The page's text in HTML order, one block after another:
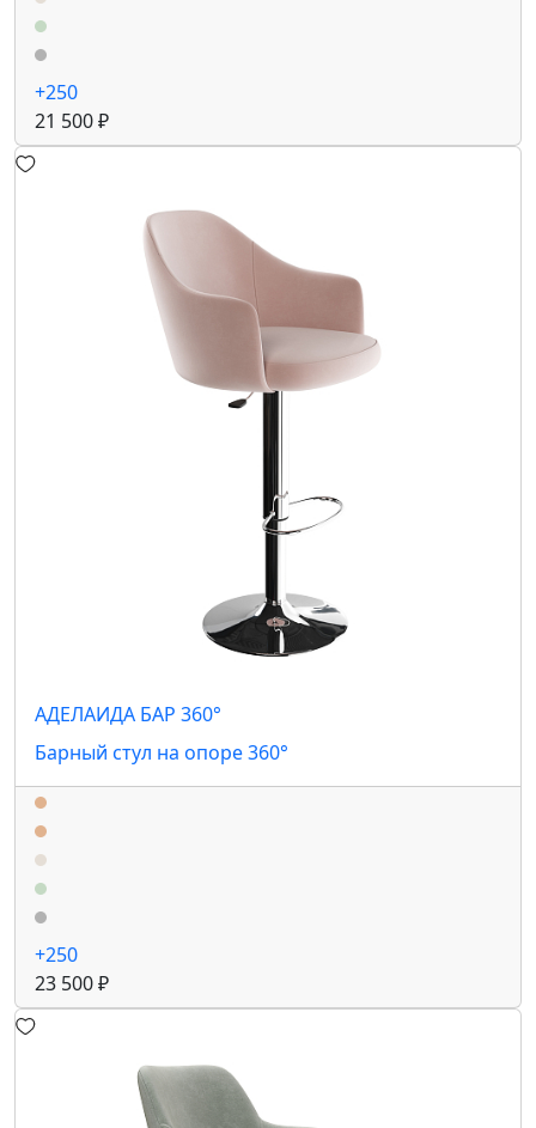
+250
21 500 ₽
АДЕЛАИДА БАР 360°
Барный стул на опоре 360°
+250
23 500 ₽